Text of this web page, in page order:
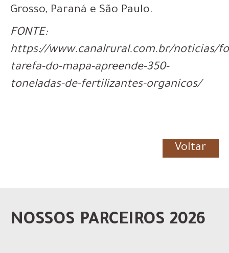
Grosso, Paraná e São Paulo.
FONTE:
https://www.canalrural.com.br/noticias/
tarefa-do-mapa-apreende-350-
toneladas-de-fertilizantes-organicos/
Voltar
NOSSOS PARCEIROS 2026